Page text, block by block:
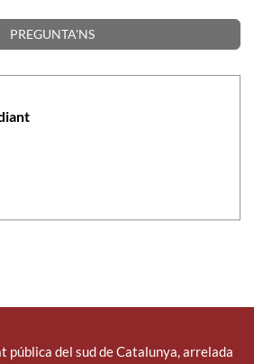
PREGUNTA'NS
pública del sud de Catalunya, arrelada